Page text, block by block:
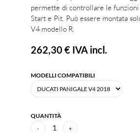
permette di controllare le funzioni
Start e Pit. Può essere montata
V4 modello R.
262,30 € IVA incl.
MODELLI COMPATIBILI
QUANTITÀ
- 1 +